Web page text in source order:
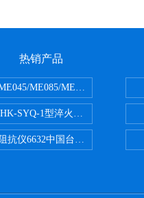
热销产品
ME085/ME150ME系列
HK-SYQ-1型淬火介质冷却性能测
阻抗仪6632中国台湾益和